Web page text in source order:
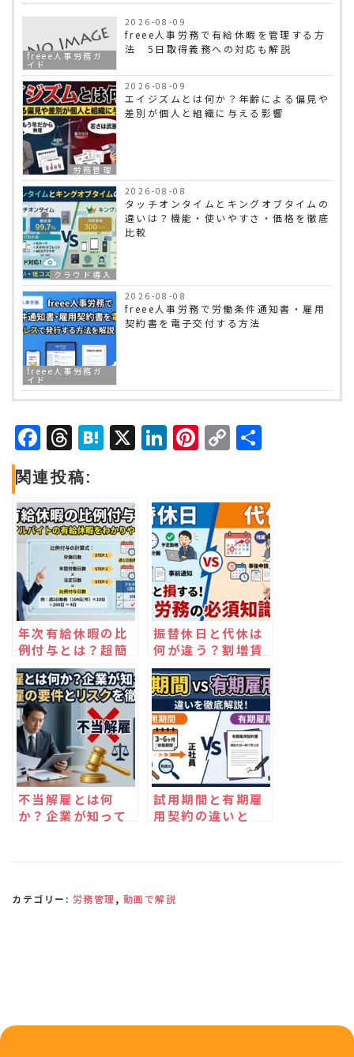
freee人事労務ガ
イド
2026-08-09
freee人事労務で有給休暇を管理する方
法 5日取得義務への対応も解説
労務管理
2026-08-09
エイジズムとは何か？年齢による偏見や
差別が個人と組織に与える影響
クラウド導入
2026-08-08
タッチオンタイムとキングオブタイムの
違いは？機能・使いやすさ・価格を徹底
比較
freee人事労務ガ
イド
2026-08-08
freee人事労務で労働条件通知書・雇用
契約書を電子交付する方法
Facebook
Threads
Hatena
X LinkedIn
Pinterest
Copy
Link
関連投稿:
年次有給休暇の比
例付与とは？超簡
単に仕組みと計算
式を徹底解説！
振替休日と代休は
何が違う？割増賃
金の発生有無まで
徹底解説
不当解雇とは何
か？企業が知って
試用期間と有期雇
用契約の違いと
カテゴリー: 労務管理 , 動画で解説